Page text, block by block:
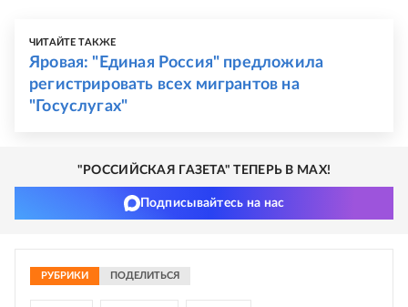
ЧИТАЙТЕ ТАКЖЕ
Яровая: "Единая Россия" предложила
регистрировать всех мигрантов на
"Госуслугах"
"РОССИЙСКАЯ ГАЗЕТА" ТЕПЕРЬ В MAX!
Подписывайтесь на нас
РУБРИКИ ПОДЕЛИТЬСЯ